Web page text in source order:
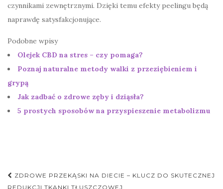
czynnikami zewnętrznymi. Dzięki temu efekty peelingu będą
naprawdę satysfakcjonujące.
Podobne wpisy
Olejek CBD na stres – czy pomaga?
Poznaj naturalne metody walki z przeziębieniem i
grypą
Jak zadbać o zdrowe zęby i dziąsła?
5 prostych sposobów na przyspieszenie metabolizmu
Nawigacja
ZDROWE PRZEKĄSKI NA DIECIE – KLUCZ DO SKUTECZNEJ
REDUKCJI TKANKI TŁUSZCZOWEJ